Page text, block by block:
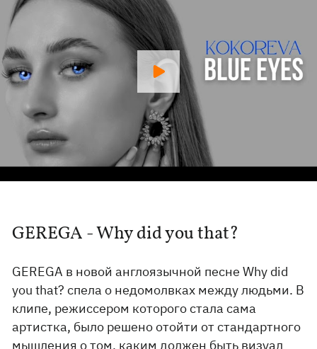
GEREGA - Why did you that?
GEREGA в новой англоязычной песне Why did
you that? спела о недомолвках между людьми. В
клипе, режиссером которого стала сама
артистка, было решено отойти от стандартного
мышления о том, каким должен быть визуал